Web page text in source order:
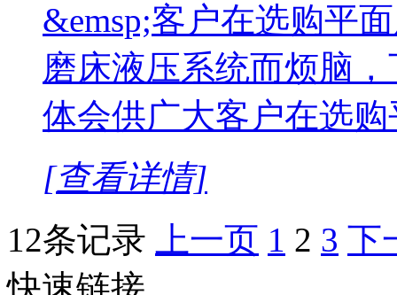
&emsp;客户在选购平
磨床液压系统而烦脑
体会供广大客户在选
[查看详情]
12条记录
上一页 1 2 3 下